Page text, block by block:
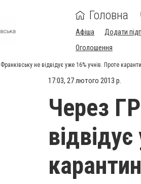
Головна
Афіша Додати
Оголошення
не відвідує уже 16% учнів. Проте
17:03, 27 лютого 2013 р.
Через